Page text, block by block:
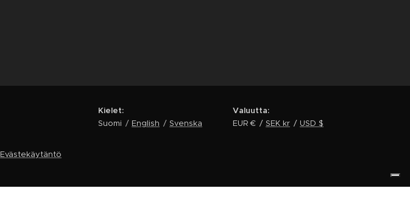
Evästekäytäntö
Kielet
Suomi
English Svenska
Valuutta
EUR €
SEK kr USD $